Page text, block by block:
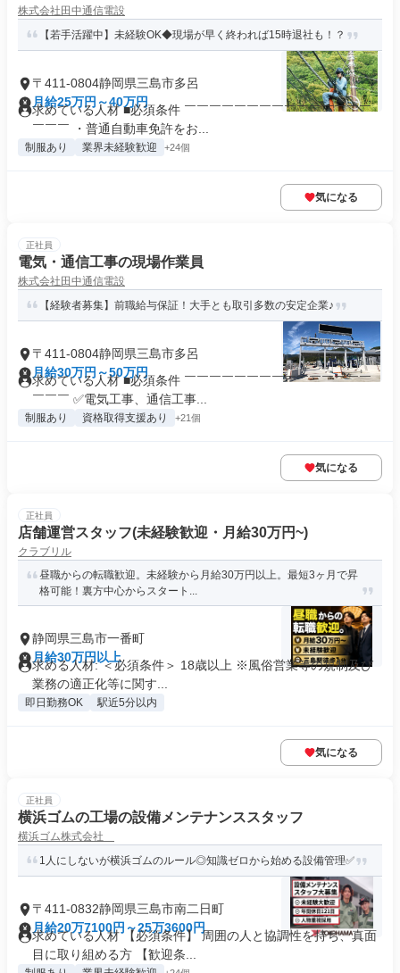
株式会社田中通信電設
【若手活躍中】未経験OK◆現場が早く終われば15時退社も！？
〒411-0804静岡県三島市多呂
月給25万円～40万円
求めている人材 ■必須条件 ￣￣￣￣￣￣￣￣￣￣￣￣￣￣￣
￣￣￣ ・普通自動車免許をお...
制服あり 業界未経験歓迎 +24個
気になる
正社員
電気・通信工事の現場作業員
株式会社田中通信電設
【経験者募集】前職給与保証！大手とも取引多数の安定企業♪
〒411-0804静岡県三島市多呂
月給30万円～50万円
求めている人材 ■必須条件 ￣￣￣￣￣￣￣￣￣￣￣￣￣￣￣
￣￣￣ ✅電気工事、通信工事...
制服あり 資格取得支援あり +21個
気になる
正社員
店舗運営スタッフ(未経験歓迎・月給30万円~)
クラブリル
昼職からの転職歓迎。未経験から月給30万円以上。最短3ヶ月で昇
格可能！裏方中心からスタート...
静岡県三島市一番町
月給30万円以上
求める人材: ＜必須条件＞ 18歳以上 ※風俗営業等の規制及び
業務の適正化等に関す...
即日勤務OK 駅近5分以内
気になる
正社員
横浜ゴムの工場の設備メンテナンススタッフ
横浜ゴム株式会社
1人にしないが横浜ゴムのルール◎知識ゼロから始める設備管理✅
〒411-0832静岡県三島市南二日町
月給20万7100円～25万3600円
求めている人材 【必須条件】 周囲の人と協調性を持ち、真面
目に取り組める方 【歓迎条...